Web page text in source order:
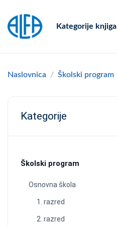
Kategorije knjiga
Naslovnica Školski program
Kategorije
Školski program
Osnovna škola
1. razred
2. razred